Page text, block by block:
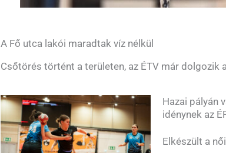
A Fő utca lakói maradtak víz nélkül
Csőtörés történt a területen, az ÉTV már dolgozik
Hazai pályán
idénynek az
Elkészült a